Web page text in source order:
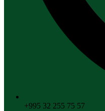
+995 32 255 75 57